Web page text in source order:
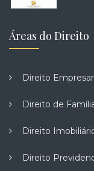
Áreas do Direito
Direito
Direito de
Direito
Direito